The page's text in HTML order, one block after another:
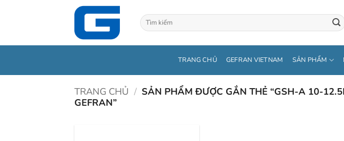
dung
Tìm
kiếm:
TRANG CHỦ GEFRAN VIETNAM SẢN PHẨM
TRANG CHỦ / SẢN PHẨM ĐƯỢC GẮN THẺ “GSH-A 10-
GEFRAN”